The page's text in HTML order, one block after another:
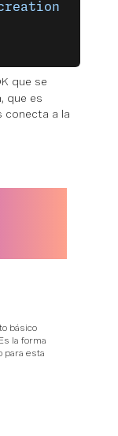
error
que se
que es
conecta a la
básico
la forma
para esta